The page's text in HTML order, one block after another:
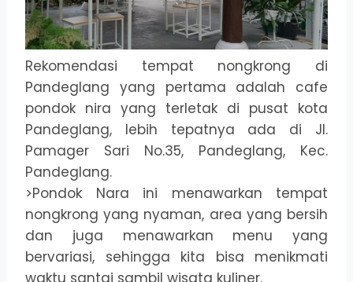
Rekomendasi tempat nongkrong di
Pandeglang yang pertama adalah cafe
pondok nira yang terletak di pusat kota
Pandeglang, lebih tepatnya ada di Jl.
Pamager Sari No.35, Pandeglang, Kec.
Pandeglang.
>Pondok Nara ini menawarkan tempat
nongkrong yang nyaman, area yang bersih
dan juga menawarkan menu yang
bervariasi, sehingga kita bisa menikmati